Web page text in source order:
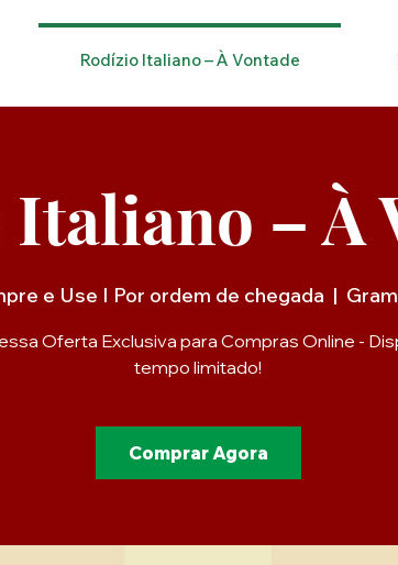
Rodízio Italiano – À Vontade
– À
e Use I Por ordem de chegada
  |
Oferta Exclusiva para Compras Online -
tempo limitado!
Comprar Agora